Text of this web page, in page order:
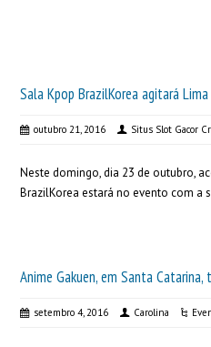
Sala Kpop BrazilKorea agitará
outubro 21, 2016 Situs Slot Gacor
Neste domingo, dia 23 de outubro,
BrazilKorea estará no evento com a
Anime Gakuen, em Santa
setembro 4, 2016 Carolina